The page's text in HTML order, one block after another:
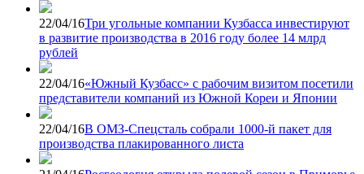
22/04/16Три угольные компании Кузбасса инвестируют
в развитие производства в 2016 году более 14 млрд
рублей
22/04/16«Южный Кузбасс» с рабочим визитом посетили
представители компаний из Южной Кореи и Японии
22/04/16В ОМЗ-Спецсталь собрали 1000-й пакет для
производства плакированного листа